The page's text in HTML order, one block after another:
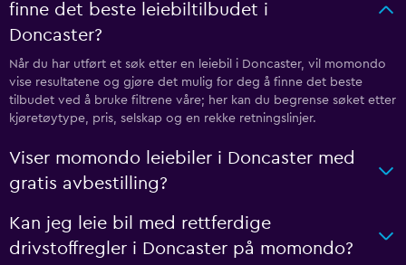
finne det beste leiebiltilbudet i
Doncaster?
Når du har utført et søk etter en leiebil i Doncaster, vil momondo
vise resultatene og gjøre det mulig for deg å finne det beste
tilbudet ved å bruke filtrene våre; her kan du begrense søket etter
kjøretøytype, pris, selskap og en rekke retningslinjer.
Viser momondo leiebiler i Doncaster med
gratis avbestilling?
Kan jeg leie bil med rettferdige
drivstoffregler i Doncaster på momondo?